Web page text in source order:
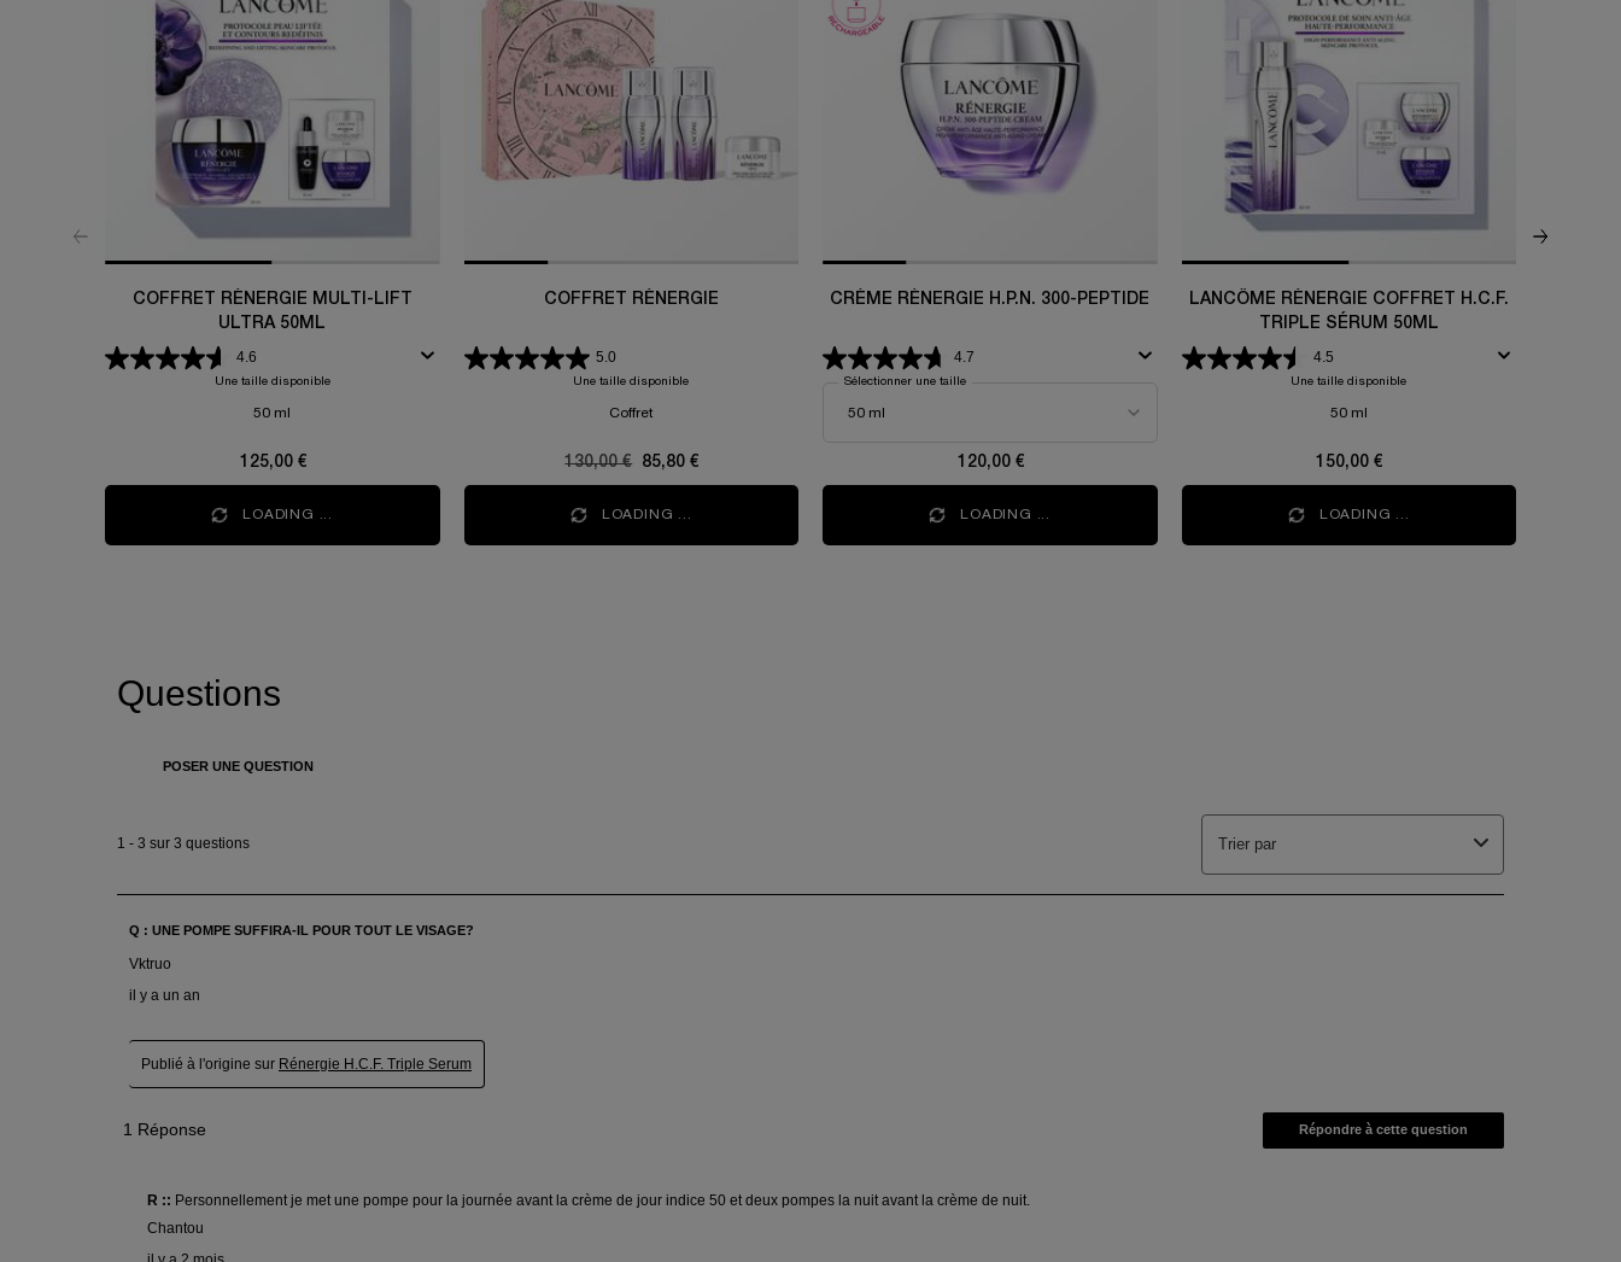
COFFRET RÉNERGIE MULTI-LIFT
ULTRA 50ML
4.6
Une taille disponible
50 ml
125,00 €
LOADING ...
COFFRET RÉNERGIE
5.0
Une taille disponible
Coffret
Ancien prix
130,00 € Nouveau prix
85,80 €
LOADING ...
CRÈME RÉNERGIE H.P.N. 300-PEPTIDE
4.7
Sélectionner une taille
120,00 €
LOADING ...
LANCÔME RÉNERGIE COFFRET H.C.F.
TRIPLE SÉRUM 50ML
4.5
Une taille disponible
50 ml
150,00 €
LOADING ...